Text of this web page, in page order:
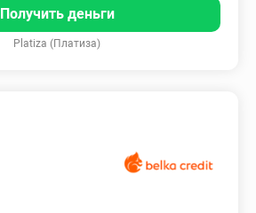
Получить деньги
Platiza (Платиза)